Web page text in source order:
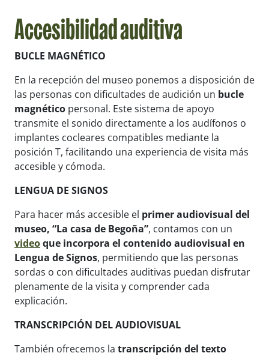
Accesibilidad auditiva
BUCLE MAGNÉTICO
En la recepción del museo ponemos a disposición de
las personas con dificultades de audición un bucle
magnético personal. Este sistema de apoyo
transmite el sonido directamente a los audífonos o
implantes cocleares compatibles mediante la
posición T, facilitando una experiencia de visita más
accesible y cómoda.
LENGUA DE SIGNOS
Para hacer más accesible el primer audiovisual del
museo, “La casa de Begoña”, contamos con un
videoque incorpora el contenido audiovisual en
Lengua de Signos, permitiendo que las personas
sordas o con dificultades auditivas puedan disfrutar
plenamente de la visita y comprender cada
explicación.
TRANSCRIPCIÓN DEL AUDIOVISUAL
También ofrecemos la transcripción del texto